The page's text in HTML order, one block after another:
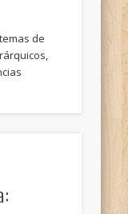
de